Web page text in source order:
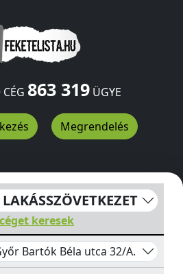
CÉG 863 319ÜGYE
Megrendelés
Bartók Béla utca 32/A.Győr
keresek
Bartók Béla utca 32/A.